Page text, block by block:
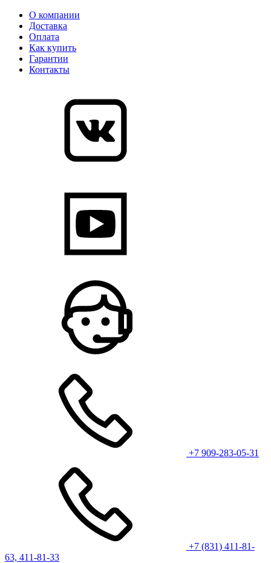
О компании
Доставка
Оплата
Как купить
Гарантии
Контакты
+7 909-283-05-31
+7 (831) 411-81-
63, 411-81-33